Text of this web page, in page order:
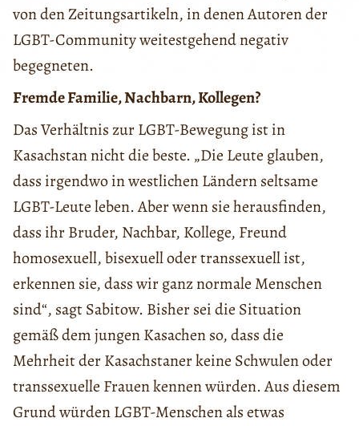
von den Zeitungsartikeln, in denen Autoren der
LGBT-Community weitestgehend negativ
begegneten.
Fremde Familie, Nachbarn, Kollegen?
Das Verhältnis zur LGBT-Bewegung ist in
Kasachstan nicht die beste. „Die Leute glauben,
dass irgendwo in westlichen Ländern seltsame
LGBT-Leute leben. Aber wenn sie herausfinden,
dass ihr Bruder, Nachbar, Kollege, Freund
homosexuell, bisexuell oder transsexuell ist,
erkennen sie, dass wir ganz normale Menschen
sind“, sagt Sabitow. Bisher sei die Situation
gemäß dem jungen Kasachen so, dass die
Mehrheit der Kasachstaner keine Schwulen oder
transsexuelle Frauen kennen würden. Aus diesem
Grund würden LGBT-Menschen als etwas